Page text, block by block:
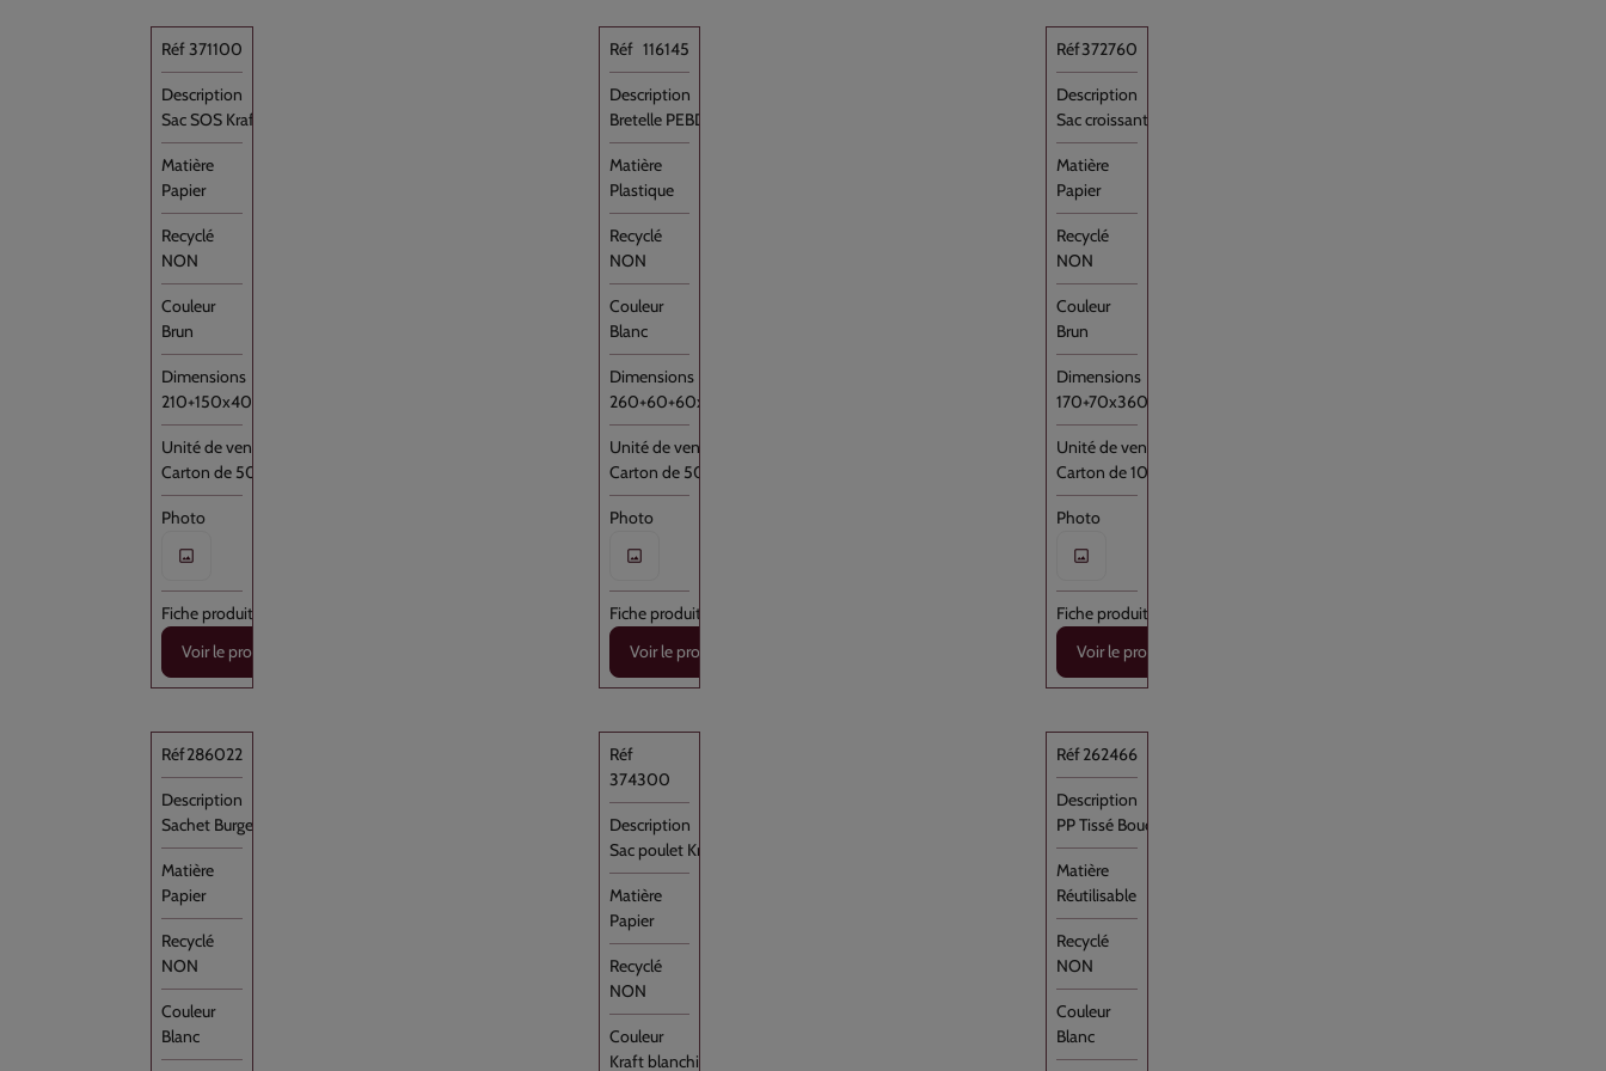
371100
Sac SOS Kraft Brun à soufflets [...]
Papier
NON
Brun
210+150x400
Carton de 500
Voir le produit
116145
Bretelle PEBD Blanc "Traiteur" [...]
Plastique
NON
Blanc
260+60+60x450
Carton de 500
Voir le produit
372760
Sac croissant Kraft Brun Neutre [...]
Papier
NON
Brun
170+70x360
Carton de 1000
Voir le produit
286022
Sachet Burger Kraft Blanc 140x220 //1000
Papier
NON
Blanc
374300
Sac poulet Kraft Blanc "poulet roti " [...]
Papier
NON
Kraft blanchi
262466
PP Tissé Boucherie Vichy [...]
Réutilisable
NON
Blanc